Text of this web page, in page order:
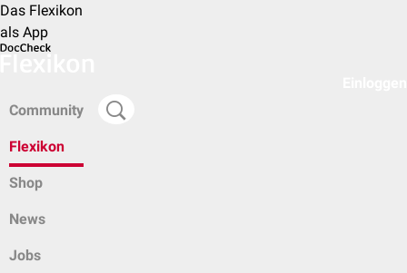
Das Flexikon
als App
Community
Flexikon
Shop
News
Jobs